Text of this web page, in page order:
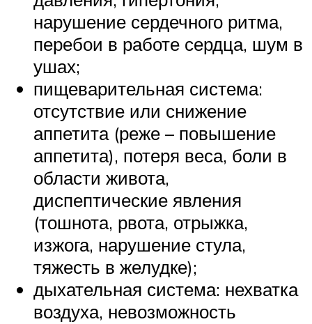
нарушение сердечного ритма,
перебои в работе сердца, шум в
ушах;
пищеварительная система:
отсутствие или снижение
аппетита (реже – повышение
аппетита), потеря веса, боли в
области живота,
диспептические явления
(тошнота, рвота, отрыжка,
изжога, нарушение стула,
тяжесть в желудке);
дыхательная система: нехватка
воздуха, невозможность